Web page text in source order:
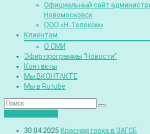
Официальный сайт
Новомосковск
ООО «Н-Телеком»
Клиентам
О СМИ
Эфир программы “Новости”
Контакты
Мы ВКОНТАКТЕ
Мы в Rutube
30.04.2025 Красная горка в ЗАГСЕ